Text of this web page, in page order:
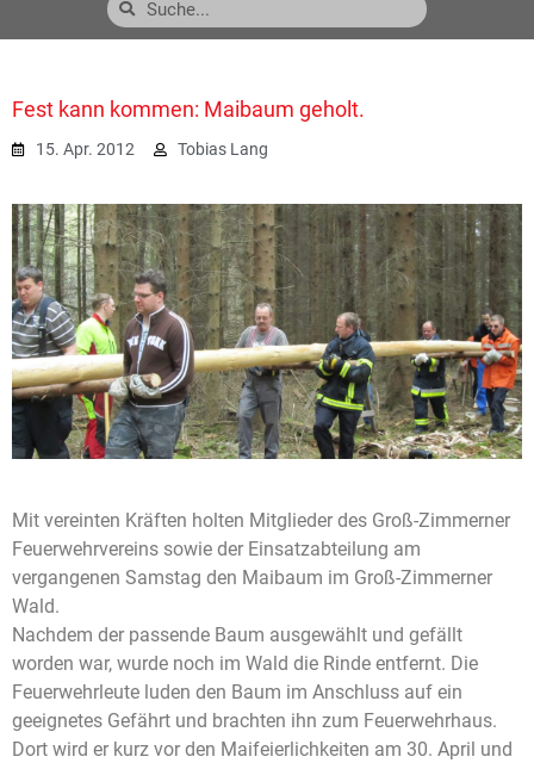
Fest kann kommen: Maibaum geholt.
15. Apr. 2012 Tobias Lang
Mit vereinten Kräften holten Mitglieder des Groß-Zimmerner
Feuerwehrvereins sowie der Einsatzabteilung am
vergangenen Samstag den Maibaum im Groß-Zimmerner
Wald.
Nachdem der passende Baum ausgewählt und gefällt
worden war, wurde noch im Wald die Rinde entfernt. Die
Feuerwehrleute luden den Baum im Anschluss auf ein
geeignetes Gefährt und brachten ihn zum Feuerwehrhaus.
Dort wird er kurz vor den Maifeierlichkeiten am 30. April und